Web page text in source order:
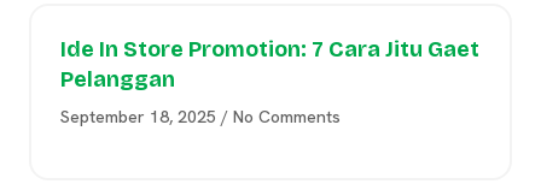
Ide In Store Promotion: 7 Cara Jitu Gaet
Pelanggan
September 18, 2025 No Comments